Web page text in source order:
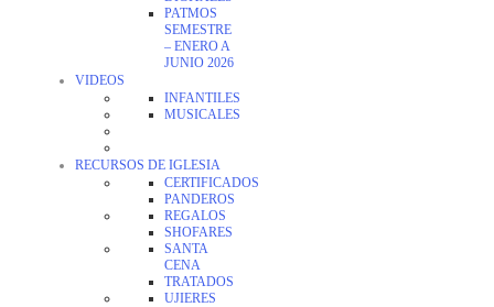
PATMOS
SEMESTRE
– ENERO A
JUNIO 2026
VIDEOS
INFANTILES
MUSICALES
RECURSOS DE IGLESIA
CERTIFICADOS
PANDEROS
REGALOS
SHOFARES
SANTA
CENA
TRATADOS
UJIERES